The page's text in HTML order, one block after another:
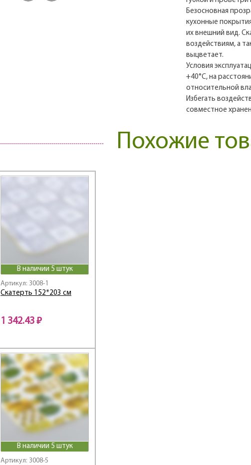
Безосновная
кухонные
их внешний вид.
воздействиям, а
выцветает.
Условия
+40°С, на
относительной
Избегать
совместное
Похожие
В наличии 5 штук
Артикул: 3008-1
Скатерть 152*203 см
1 342.43 ₽
В наличии 5 штук
Артикул: 3008-5